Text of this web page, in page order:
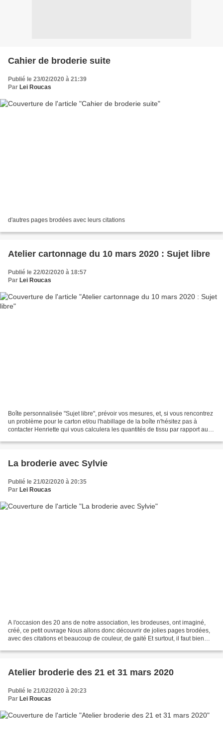
Cahier de broderie suite
Publié le 23/02/2020 à 21:39
Par Lei Roucas
d'autres pages brodées avec leurs citations
Atelier cartonnage du 10 mars 2020 : Sujet libre
Publié le 22/02/2020 à 18:57
Par Lei Roucas
Boîte personnalisée "Sujet libre", prévoir vos mesures, et, si vous rencontrez
un problème pour le carton et/ou l'habillage de la boîte n'hésitez pas à
contacter Henriette qui vous calculera les quantités de tissu par rapport aux
La broderie avec Sylvie
Publié le 21/02/2020 à 20:35
Par Lei Roucas
A l'occasion des 20 ans de notre association, les brodeuses, ont imaginé,
créé, ce petit ouvrage Nous allons donc découvrir de jolies pages brodées,
avec des citations et beaucoup de couleur, de gaité Et surtout, il faut bien
Atelier broderie des 21 et 31 mars 2020
Publié le 21/02/2020 à 20:23
Par Lei Roucas